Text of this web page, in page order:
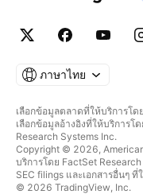
ภาษาไทย
เลือกข้อมูลตลาดที่ให้บริการโดย
เลือกข้อมูลอ้างอิงที่ให้บริการ
Research Systems Inc.
Copyright © 2026,
บริการโดย FactSet
SEC filings และเอกสารอื่นๆ ที่
© 2026 TradingView, Inc.